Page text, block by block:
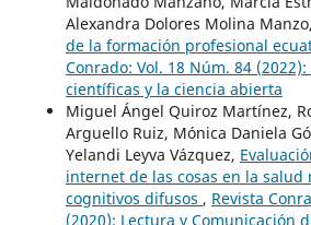
Alexandra Dolores Molina Manzo,
de la formación profesional
Conrado: Vol. 18 Núm. 84
científicas y la ciencia abierta
Miguel Ángel Quiroz Martínez,
Arguello Ruiz, Mónica Daniela
Yelandi Leyva Vázquez,
internet de las cosas en la salud
cognitivos difusos , Revista
(2020): Lectura y Comunicación